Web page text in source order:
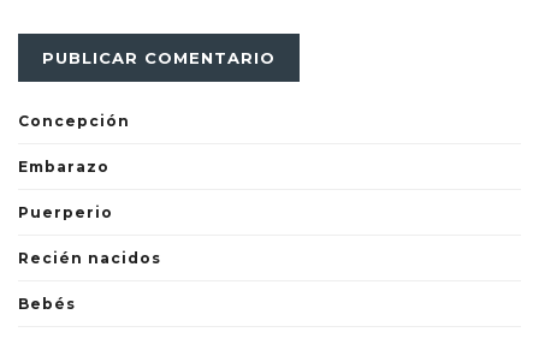
Concepción
Embarazo
Puerperio
Recién nacidos
Bebés